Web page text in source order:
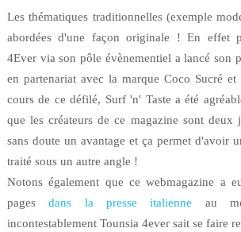
Les thématiques traditionnelles (exemple
abordées d'une façon originale ! En effet
4Ever via son pôle évènementiel a lancé son
en partenariat avec la marque Coco Sucré
cours de ce défilé, Surf 'n' Taste a été
que les créateurs de ce magazine sont deux
sans doute un avantage et ça permet d'avoir
traité sous un autre angle !
Notons également que ce webmagazine a
pagesdans la presse italienne au
incontestablement Tounsia 4ever sait se faire